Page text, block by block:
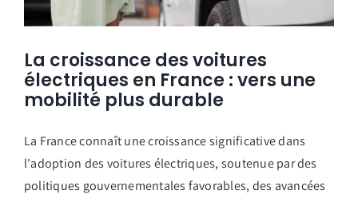
La croissance des voitures
électriques en France : vers une
mobilité plus durable
La France connaît une croissance significative dans
l'adoption des voitures électriques, soutenue par des
politiques gouvernementales favorables, des avancées